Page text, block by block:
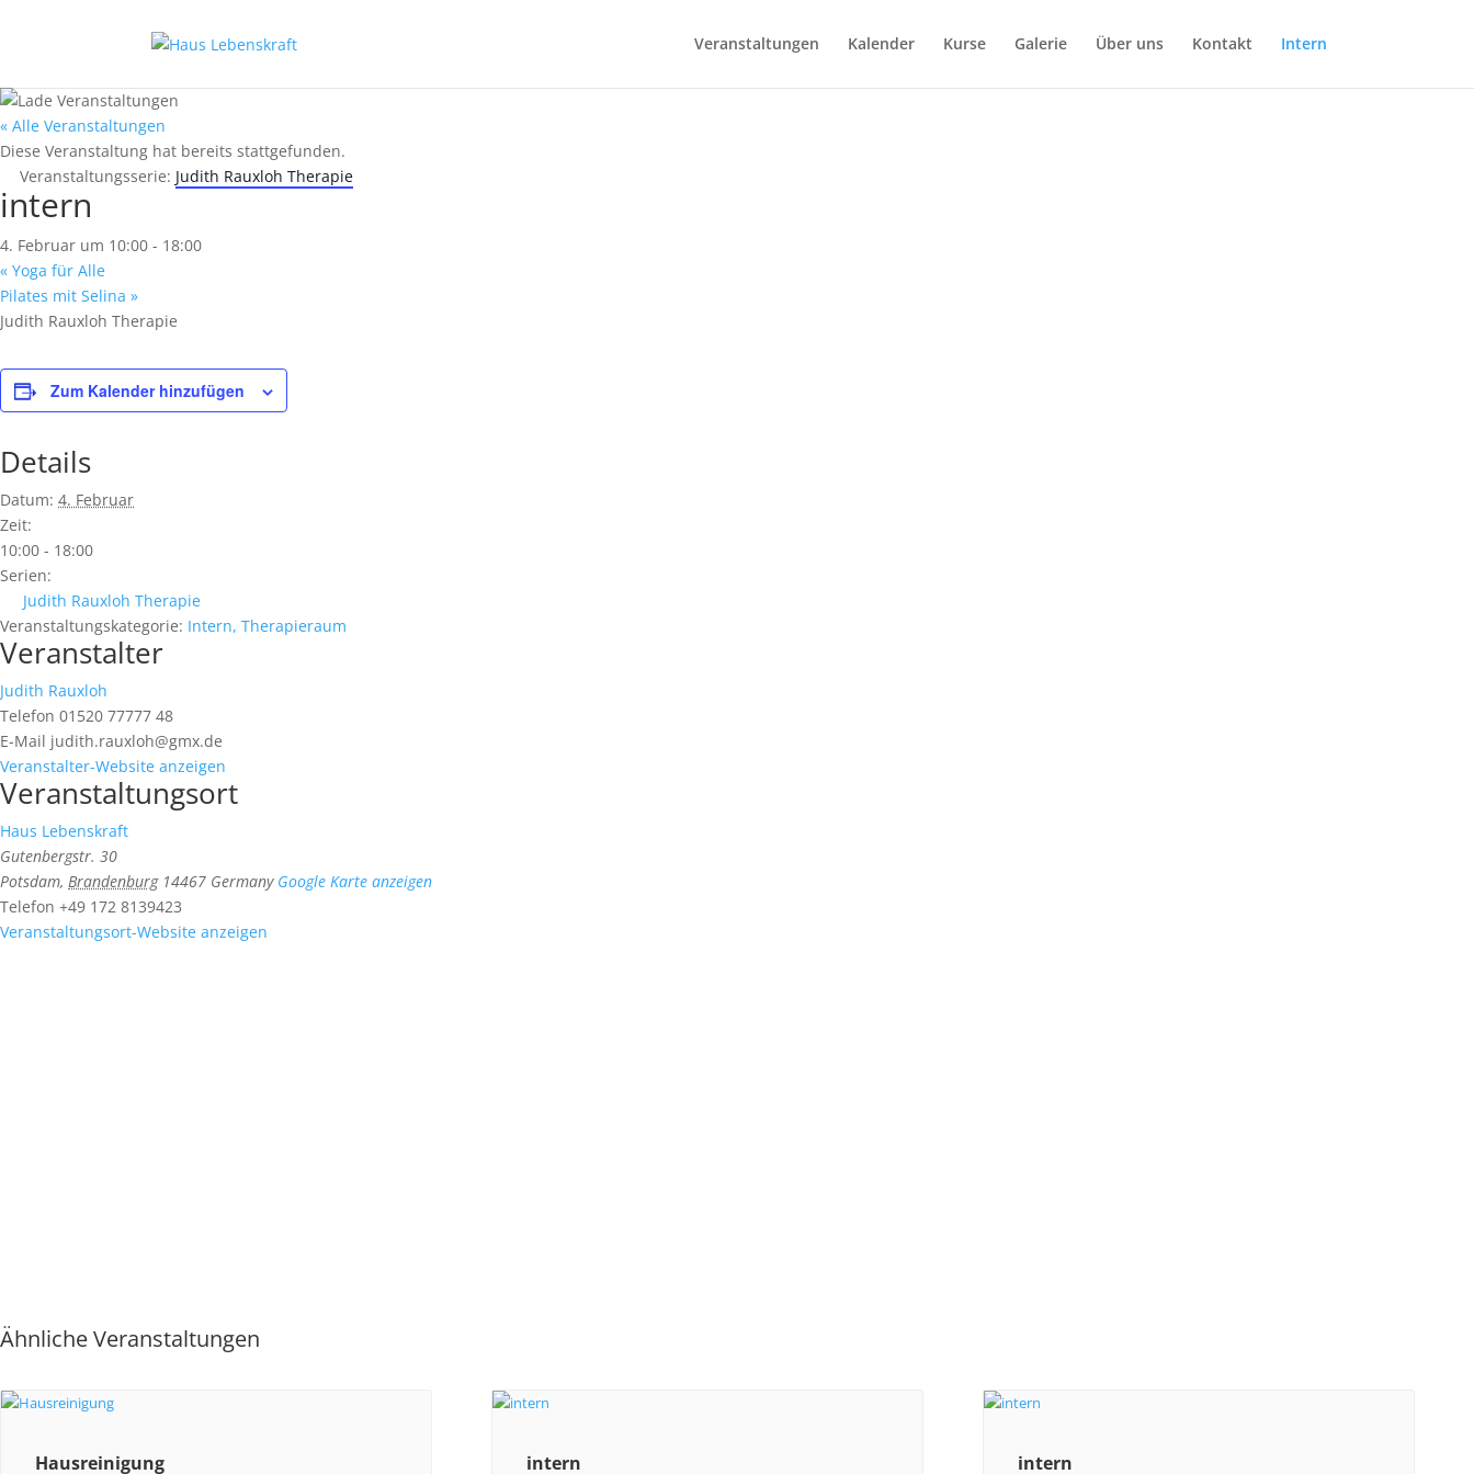
Veranstaltungen Kalender Kurse Galerie Über uns Kontakt Intern
« Alle Veranstaltungen
Diese Veranstaltung hat bereits stattgefunden.
Veranstaltungsserie: Judith Rauxloh Therapie
intern
4. Februar um 10:00 - 18:00
« Yoga für Alle
Pilates mit Selina »
Judith Rauxloh Therapie
Zum Kalender hinzufügen
Details
Datum: 4. Februar
Zeit:
10:00 - 18:00
Serien:
Judith Rauxloh Therapie
Veranstaltungskategorie: Intern, Therapieraum
Veranstalter
Judith Rauxloh
Telefon 01520 77777 48
E-Mail judith.rauxloh@gmx.de
Veranstalter-Website anzeigen
Veranstaltungsort
Haus Lebenskraft
Gutenbergstr. 30
Potsdam, Brandenburg 14467 Germany Google Karte anzeigen
Telefon +49 172 8139423
Veranstaltungsort-Website anzeigen
Ähnliche Veranstaltungen
Hausreinigung intern intern